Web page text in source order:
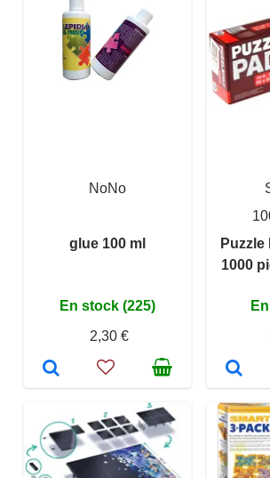
NoNo
glue 100 ml
En stock (225)
2,30 €
Puzzle
1000